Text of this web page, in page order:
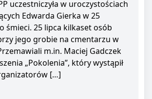
uczestniczyła w uroczystościach
Edwarda Gierka w 25
śmieci. 25 lipca kilkaset osób
jego grobie na cmentarzu w
m.in. Maciej Gadczek
„Pokolenia”, który wystąpił
[…]